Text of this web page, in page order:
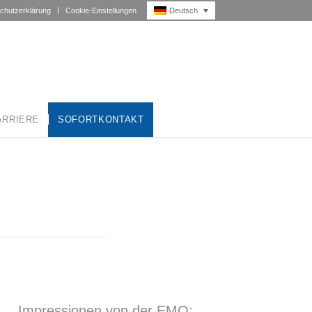
Cookie-Einstellungen Deutsch
SOFORTKONTAKT